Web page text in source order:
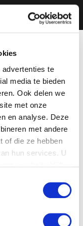
te
media te bieden
Ook delen we
met onze
en analyse. Deze
met andere
of die ze hebben
hun services. U